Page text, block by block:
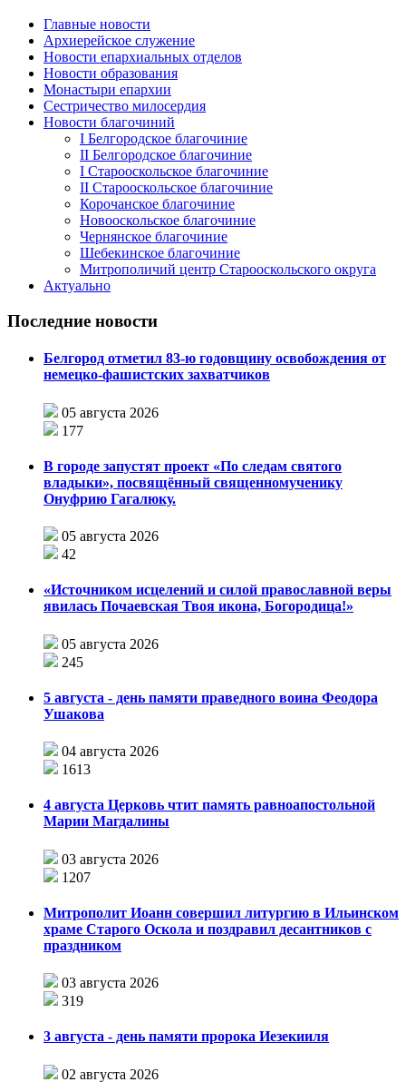
Главные новости
Архиерейское служение
Новости епархиальных отделов
Новости образования
Монастыри епархии
Сестричество милосердия
Новости благочиний
I Белгородское благочиние
II Белгородское благочиние
I Старооскольское благочиние
II Старооскольское благочиние
Корочанское благочиние
Новооскольское благочиние
Чернянское благочиние
Шебекинское благочиние
Митрополичий центр Старооскольского округа
Актуально
Последние новости
Белгород отметил 83-ю годовщину освобождения от
немецко-фашистских захватчиков
05 августа 2026
177
В городе запустят проект «По следам святого
владыки», посвящённый священномученику
Онуфрию Гагалюку.
05 августа 2026
42
«Источником исцелений и силой православной веры
явилась Почаевская Твоя икона, Богородица!»
05 августа 2026
245
5 августа - день памяти праведного воина Феодора
Ушакова
04 августа 2026
1613
4 августа Церковь чтит память равноапостольной
Марии Магдалины
03 августа 2026
1207
Митрополит Иоанн совершил литургию в Ильинском
храме Старого Оскола и поздравил десантников с
праздником
03 августа 2026
319
3 августа - день памяти пророка Иезекииля
02 августа 2026